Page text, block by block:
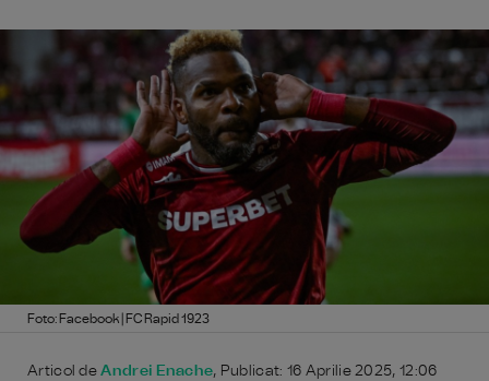
Foto: Facebook | FC Rapid 1923
Articol deAndrei Enache, Publicat: 16 Aprilie 2025, 12:06